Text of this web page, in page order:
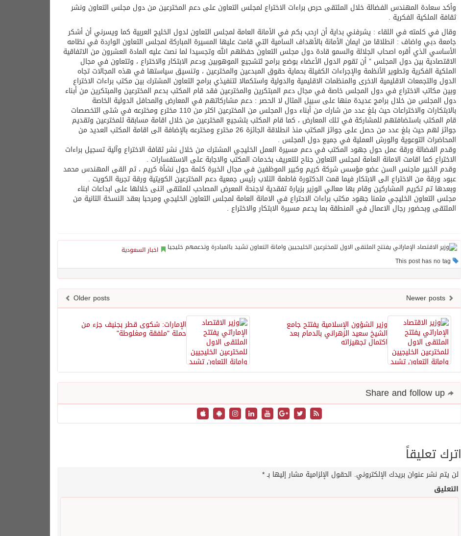
وأكد سعادة المهندس الفضالة خلال الملتقى حرص براءات الاختراع لمجلس التعاون على دعم المخترعين من دول مجلس التعاون ونشر
ثقافة الملكية الفكرية .
وقال في كلمته في اللقاء : يشرفني بداية أن ارحب بكم في الأمانة العامة لمجلس التعاون لدول الخليج العربية كما ويسرني أن أشكر
جامعة دبي واضاف : انطلاقا من ايمان الأمانة بالأهداف السامية التي قامت عليها المسيرة المباركة لمجلس التعاون الواردة في نظامه
الأساسي الذي أقره اصحاب الجلالة والسمو قادة دول مجلس التعاون حفظهم الله وتجسيدا لما نصت عليه المادة العشرون من الاتفاقية
الاقتصادية بين دول المجلس ” أن تقوم الدول الأعضاء بوضع برامج لتشجيع الموهوبين ودعم الابتكار والاختراع ، وتتعاون في مجال
الملكية الفكرية وتطوير الأنظمة والإجراءات الكفيلة بحماية حقوق المبدعين والمخترعين ، وتنسيق سياستها في هذه المجالات تجاه
الدول والتجمعات الاقليمية الاخرى والمنظمات الاقليمية والدولية واستكمالا لتنفيذي برامج التعاون المشترك بين مكتب براءات الاختراع
وبين مكاتب الاختراع في دول المجلس خاصة في مجال دعم المبتكرين والمخترعين فقد قام المكتب بدعم المخترعين والمبتكرين من أبناء
دول المجلس من خلال برامج عديدة منها على سبيل المثال لا الحصر : دعم مشاركاتهم في المعارض والمحافل الدولية الخاصة
بالابتكارات والاختراعات حيث بلغ عدد من شارك من أبناء دول المجلس من المخترعين اكثر من 110 مخترع ومخترعه في شتى التخصصات
قام المكتب باستضافتهم للمشاركة في تلك المعارض ، كما قام المكتب بتشجيع المخترعين من خلال اقامة مسابقة للمخترعين وتقديم
جوائز لهم حيث بلغ عدد من حصل على جوائز المكتب منذ انطلاقة الجائزة 26 مخترع ومخترعه بالإضافة الى اقامة المكتب العديد من
المحاضرات التوعوية والورش العملية في جميع دول المجلس .
وقدم الفضالة ورقة عمل حول جهود المكتب في دعم مسيرة العمل الخليجي المشترك من خلال نشر ثقافة الاختراع وآلية تسجيل براءات
الاختراع كما اقامت الامانة العامة لمجلس التعاون جناح للتعريف بخدمات المكتب والاجابة على الاستفسارات .
وقدم الخبير ماجنس السن عضو مؤسس شركة كريم وكبير الموظفين في مجال الخبرة كلمة حول نشأة كريم ، ثم القى المهندس محمد
عبود ورقة من الاختراع الى الابتكار فيما قمت الدكتورة فاطمة الثلاب رئيس جمعية دعم المخترعين الكويتية ورقة تجربة الكويت .
وبعدها تم تكريم المشاركين وقام بها معالي الوزير بزيارة تفقدية لاجنحة المعرض المصاحب للملتقى اثنى خلالها على ابداعات ابناء
مجلس التعاون الخليجي مثمنا جهود مكتب براءات الاحتراع في الامانة العامة لمجلس التعاون الخليجي ومرحبا بعقد النسخة الثانية من
الملتقى وبحضور رجال الاعمال في المنطقة بما يدعم مسيرة الابتكار والاختراع .
اخبار السعودية
Older posts
الإمارات: شكوى قطر بجنيف جزء من
حملة "ملفقة ومغلوطة"
وزير الشؤون الإسلامية يفتتح جامع
الشيخ سعيد الزهراني بالدمام بعد
اكتمال تجهيزاته
اترك تعليقاً
لن يتم نشر عنوان بريدك الإلكتروني. الحقول الإلزامية مشار إليها بـ*
التعليق